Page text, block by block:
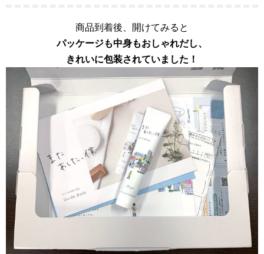
商品到着後、開けてみると
パッケージも中身もおしゃれだし、
きれいに包装されていました！